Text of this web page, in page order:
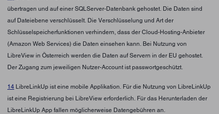
übertragen und auf einer SQLServer-Datenbank gehostet. Die Daten sind
auf Dateiebene verschlüsselt. Die Verschlüsselung und Art der
Schlüsselspeicherfunktionen verhindern, dass der Cloud-Hosting-Anbieter
(Amazon Web Services) die Daten einsehen kann. Bei Nutzung von
LibreView in Österreich werden die Daten auf Servern in der EU gehostet.
Der Zugang zum jeweiligen Nutzer-Account ist passwortgeschützt.
14 LibreLinkUp ist eine mobile Applikation. Für die Nutzung von LibreLinkUp
ist eine Registrierung bei LibreView erforderlich. Für das Herunterladen der
LibreLinkUp App fallen möglicherweise Datengebühren an.